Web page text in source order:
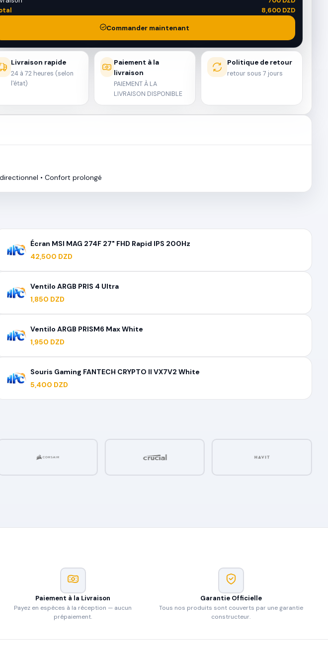
8,600 DZD
Commander maintenant
Livraison rapide
24 à 72 heures (selon
l'état)
Paiement à la
livraison
PAIEMENT À LA
LIVRAISON DISPONIBLE
Politique de retour
retour sous 7 jours
• Confort prolongé
Écran MSI MAG 274F 27" FHD Rapid IPS 200Hz
42,500 DZD
Ventilo ARGB PRIS 4 Ultra
1,850 DZD
Ventilo ARGB PRISM6 Max White
1,950 DZD
Souris Gaming FANTECH CRYPTO II VX7V2 White
5,400 DZD
Paiement à la Livraison
Payez en espèces à la réception — aucun
prépaiement.
Garantie Officielle
Tous nos produits sont couverts par une garantie
constructeur.